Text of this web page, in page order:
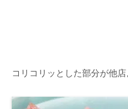
コリコリッとした部分が他店